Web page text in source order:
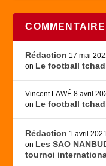
Rédaction 17 mai
on Le football
Vincent LAWÉ 8 avril
on Le football
Rédaction 1 avril 2021
on Les SAO
tournoi